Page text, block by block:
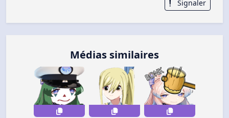
Signaler
Médias similaires